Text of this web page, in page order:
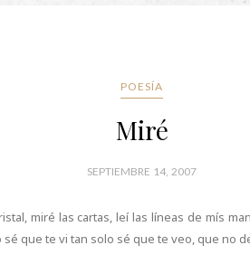
POESÍA
Miré
SEPTIEMBRE 14, 2007
miré las cartas, leí las líneas de mís
que te vi tan solo sé que te veo, que no